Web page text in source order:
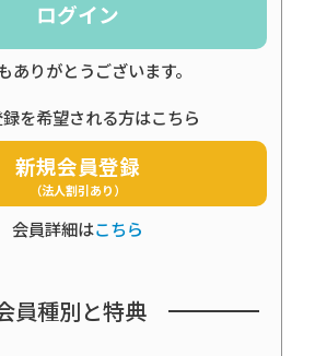
ログイン
ありがとうございます。
を希望される方はこちら
新規会員登録
（法人割引あり）
会員詳細はこちら
員種別と特典